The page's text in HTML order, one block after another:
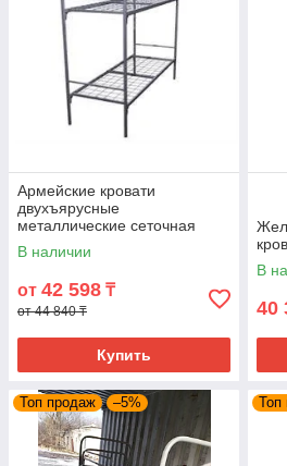
Армейские кровати
двухъярусные
металлические сеточная
В наличии
от 42 598 ₸
от 44 840 ₸
Купить
В
40
Топ продаж –5% Топ